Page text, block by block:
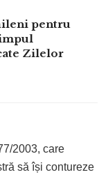
pentru
Zilelor
2003, care
să își contureze